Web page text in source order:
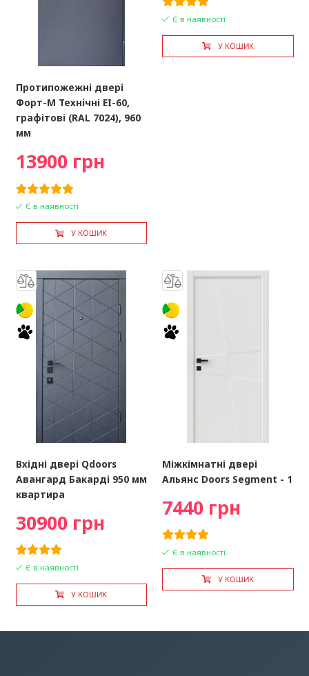
Протипожежні двері
Форт-М Технічні EI-60,
графітові (RAL 7024), 960
мм
13900 грн
Є в наявності
У КОШИК
Є в наявності
У КОШИК
Вхідні двері Qdoors
Авангард Бакарді 950 мм
квартира
30900 грн
Є в наявності
У КОШИК
Міжкімнатні двері
Альянс Doors Segment - 1
7440 грн
Є в наявності
У КОШИК